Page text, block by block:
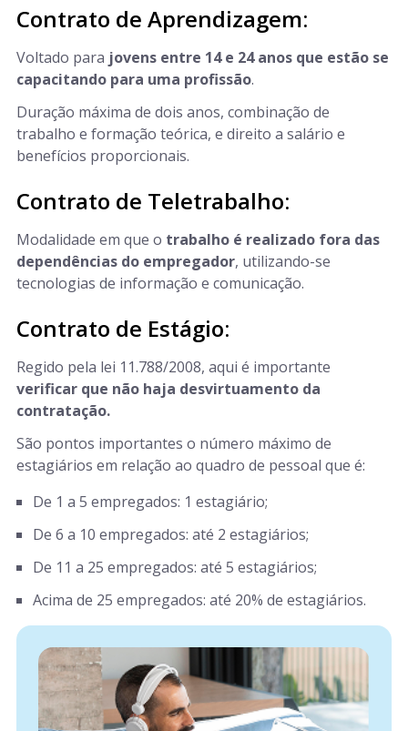
Contrato de Aprendizagem:
Voltado para jovens entre 14 e 24 anos que estão se
capacitando para uma profissão.
Duração máxima de dois anos, combinação de
trabalho e formação teórica, e direito a salário e
benefícios proporcionais.
Contrato de Teletrabalho:
Modalidade em que o trabalho é realizado fora das
dependências do empregador, utilizando-se
tecnologias de informação e comunicação.
Contrato de Estágio:
Regido pela lei 11.788/2008, aqui é importante
verificar que não haja desvirtuamento da
contratação.
São pontos importantes o número máximo de
estagiários em relação ao quadro de pessoal que é:
De 1 a 5 empregados: 1 estagiário;
De 6 a 10 empregados: até 2 estagiários;
De 11 a 25 empregados: até 5 estagiários;
Acima de 25 empregados: até 20% de estagiários.